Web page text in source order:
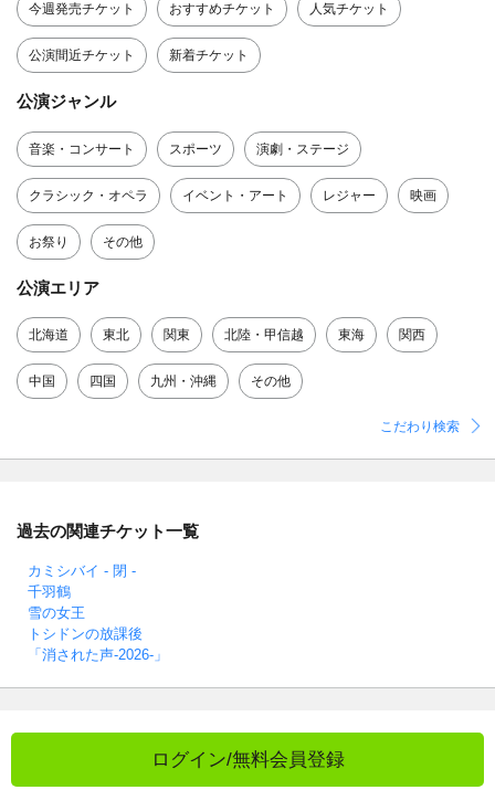
今週発売チケット おすすめチケット 人気チケット
公演間近チケット 新着チケット
公演ジャンル
音楽・コンサート スポーツ 演劇・ステージ
クラシック・オペラ イベント・アート レジャー 映画
お祭り その他
公演エリア
北海道 東北 関東 北陸・甲信越 東海 関西
中国 四国 九州・沖縄 その他
こだわり検索
過去の関連チケット一覧
カミシバイ - 閉 -
千羽鶴
雪の女王
トシドンの放課後
「消された声-2026-」
ログイン/無料会員登録